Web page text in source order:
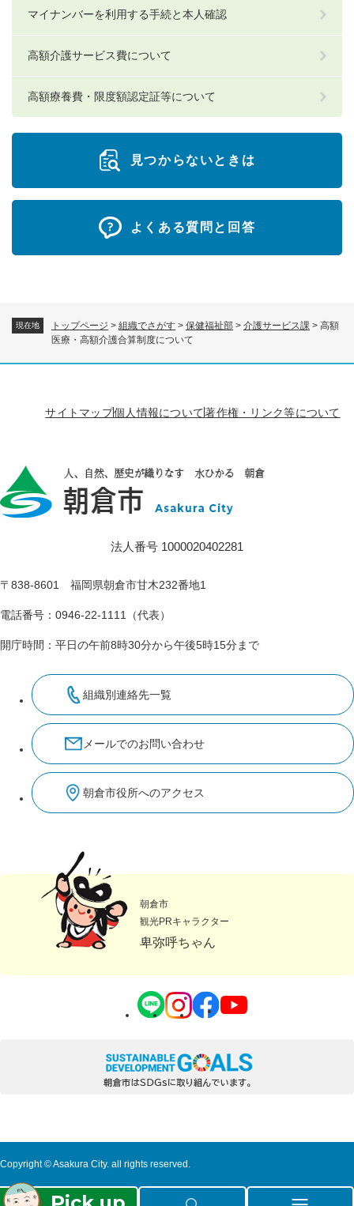
現在地 トップページ > 組織でさがす > 保健福祉部 > 介護サービス課 > 高額
医療・高額介護合算制度について
マイナンバーを利用する手続と本人確認
高額介護サービス費について
高額療養費・限度額認定証等について
見つからないときは
よくある質問と回答
サイトマップ個人情報について著作権・リンク等について
法人番号 1000020402281
〒838-8601 福岡県朝倉市甘木232番地1
電話番号：0946-22-1111（代表）
開庁時間：平日の午前8時30分から午後5時15分まで
組織別連絡先一覧
メールでのお問い合わせ
朝倉市役所へのアクセス
朝倉市
観光PRキャラクター
卑弥呼ちゃん
Copyright © Asakura City. all rights reserved.